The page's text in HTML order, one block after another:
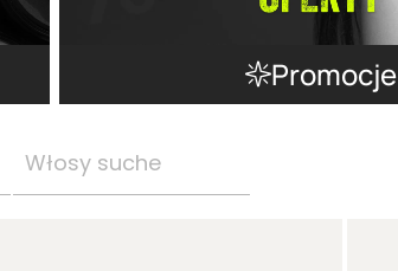
Promocje
Włosy suche